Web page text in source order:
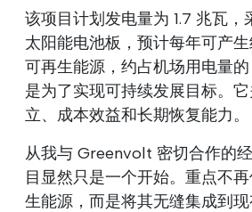
该项目计划发电量为 1.7 兆瓦
太阳能电池板，预计每年可产
可再生能源，约占机场用电量
是为了实现可持续发展目标。
立、成本效益和长期恢复能力。
从我与 Greenvolt 密切合作的
目显然只是一个开始。重点不
生能源，而是将其无缝集成到